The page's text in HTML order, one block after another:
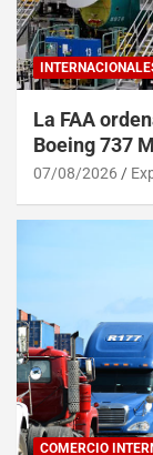
La FAA
Boeing 737
07/08/2026
COMERCIO